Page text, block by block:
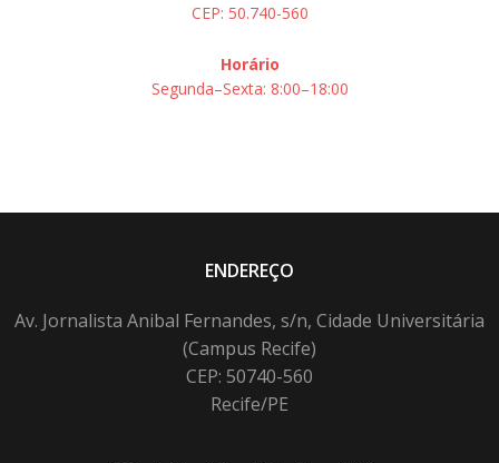
CEP: 50.740-560
Horário
Segunda–Sexta: 8:00–18:00
ENDEREÇO
Av. Jornalista Anibal Fernandes, s/n, Cidade Universitária
(Campus Recife)
CEP: 50740-560
Recife/PE